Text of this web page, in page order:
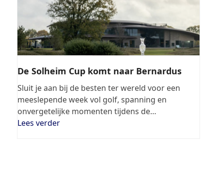
De Solheim Cup komt naar Bernardus
Sluit je aan bij de besten ter wereld voor een
meeslepende week vol golf, spanning en
onvergetelijke momenten tijdens de…
Lees verder